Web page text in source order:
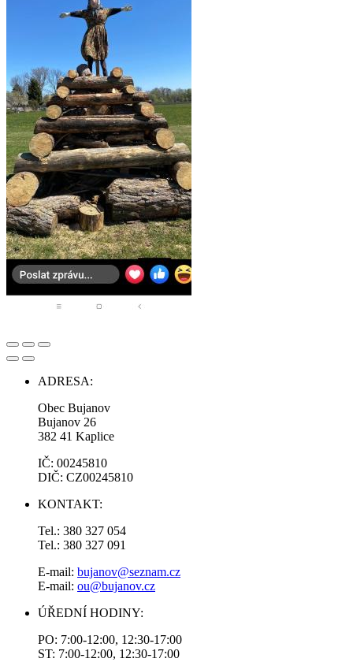
ADRESA:
Obec Bujanov
Bujanov 26
382 41 Kaplice
IČ: 00245810
DIČ: CZ00245810
KONTAKT:
Tel.: 380 327 054
Tel.: 380 327 091
E-mail: bujanov@seznam.cz
E-mail: ou@bujanov.cz
ÚŘEDNÍ HODINY:
PO: 7:00-12:00, 12:30-17:00
ST: 7:00-12:00, 12:30-17:00